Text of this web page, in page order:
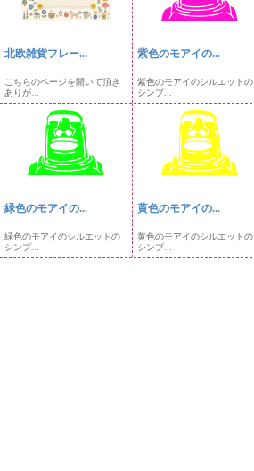
北欧雑貨フレー...
こちらのページを開いて頂き
ありが...
紫色のモアイの...
紫色のモアイのシルエットの
シンプ...
緑色のモアイの...
緑色のモアイのシルエットの
シンプ...
黄色のモアイの...
黄色のモアイのシルエットの
シンプ...